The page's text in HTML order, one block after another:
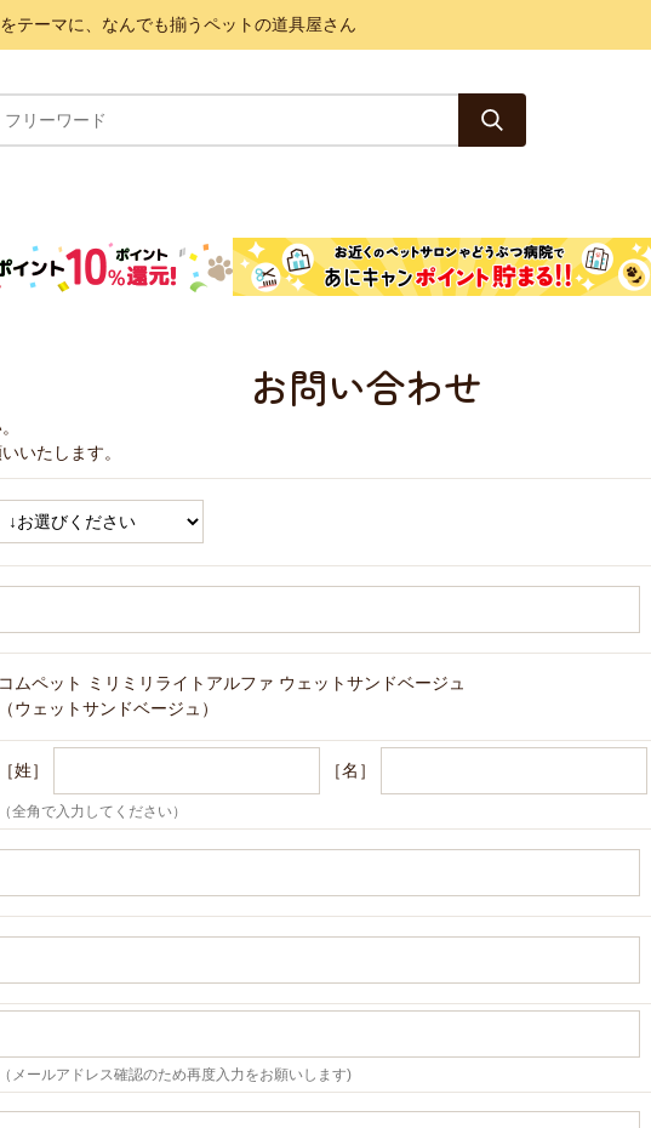
テーマに、なんでも揃うペットの道具屋さん
お問い合わせ
いたします。
ムペット ミリミリライトアルファ ウェットサンドベージュ
ウェットサンドベージュ）
姓］ ［名］
全角で入力してください）
メールアドレス確認のため再度入力をお願いします)